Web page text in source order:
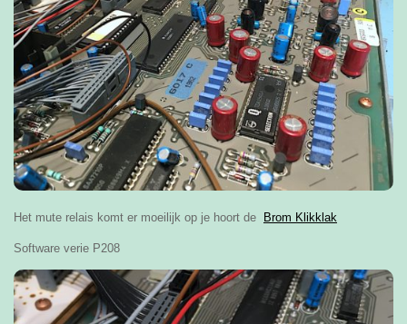
Het mute relais komt er moeilijk op je hoort de Brom Klikklak
Software verie P208